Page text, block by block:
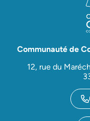
Communauté de
12, rue du